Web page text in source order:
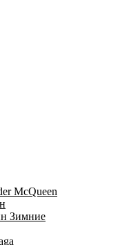
McQueen
Зимние